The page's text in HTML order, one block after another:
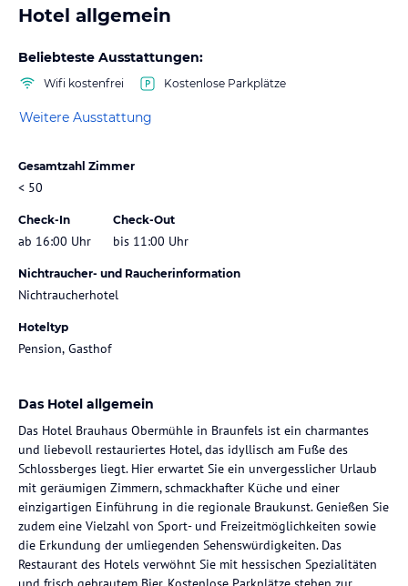
Hotel allgemein
Beliebteste Ausstattungen:
Wifi kostenfrei Kostenlose Parkplätze
Weitere Ausstattung
Gesamtzahl Zimmer
< 50
Check-In
ab 16:00 Uhr
Check-Out
bis 11:00 Uhr
Nichtraucher- und Raucherinformation
Nichtraucherhotel
Hoteltyp
Pension, Gasthof
Das Hotel allgemein
Das Hotel Brauhaus Obermühle in Braunfels ist ein charmantes
und liebevoll restauriertes Hotel, das idyllisch am Fuße des
Schlossberges liegt. Hier erwartet Sie ein unvergesslicher Urlaub
mit geräumigen Zimmern, schmackhafter Küche und einer
einzigartigen Einführung in die regionale Braukunst. Genießen Sie
zudem eine Vielzahl von Sport- und Freizeitmöglichkeiten sowie
die Erkundung der umliegenden Sehenswürdigkeiten. Das
Restaurant des Hotels verwöhnt Sie mit hessischen Spezialitäten